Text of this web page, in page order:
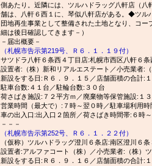
側あたり。近隣には、ツルハドラッグ八軒店（
舗は、八軒６西１に、琴似八軒店がある。◆ツル
団地再生事業として整備された土地となり、コ
細は後日確認してきます－）
－届出概要－
（札幌市告示第219号、Ｒ６．１．１９付）
サツドラ八軒６条西４丁目店:札幌市西区八軒６
設置者:（株）新和リアルエステート／小売業者:
新設をする日:Ｒ６．９．１５／店舗面積の合計:
駐車台数:４１台／駐輪台数:３０台
荷さばき施設:７２平方ｍ／廃棄物等保管施設:１
営業時間（最大で）:７時～翌０時／駐車場利用
車の出入口:出入口２箇所／荷さばき時間帯:６時
－－－
（札幌市告示第252号、Ｒ６．１．２２付）
（仮称）ツルハドラッグ澄川６条店:南区澄川６
設置者:アルファコート（株）／小売業者:（株）
新設をする日:Ｒ６．９．１６／店舗面積の合計: